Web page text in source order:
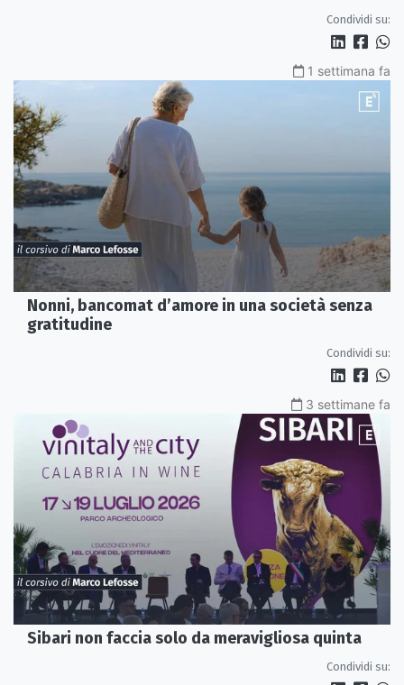
Condividi su:
1 settimana fa
Nonni, bancomat d’amore in una società senza
gratitudine
Condividi su:
3 settimane fa
Sibari non faccia solo da meravigliosa quinta
Condividi su: